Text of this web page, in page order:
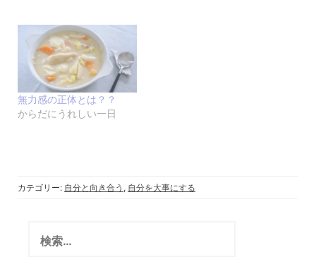
無力感の正体とは？？
からだにうれしい一日
カテゴリー: 自分と向き合う , 自分を大事にする